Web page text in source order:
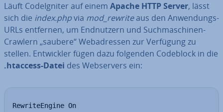
Läuft Cod­e­Ig­ni­ter auf einem Apache HTTP Server, lässt
sich die index.phpvia mod_rewriteaus den An­wen­dungs-
URLs entfernen, um End­nut­zern und Such­ma­schi­nen-
Crawlern „saubere“ Web­adres­sen zur Verfügung zu
stellen. Ent­wick­ler fügen dazu folgenden Codeblock in die
.htaccess-Datei des Web­ser­vers ein:
RewriteEngine On